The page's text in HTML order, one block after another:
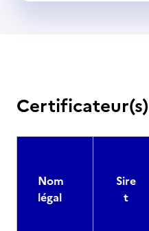
Certificateur(s)
Nom
légal
Sire
t